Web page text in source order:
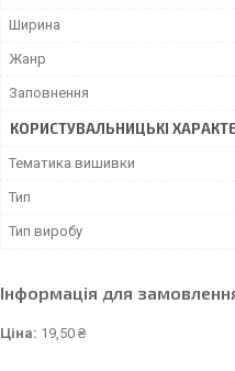
Ширина
Жанр
Заповнення
КОРИСТУВАЛЬНИЦЬКІ
Тематика вишивки
Тип
Тип виробу
Інформація для
Ціна: 19,50 ₴